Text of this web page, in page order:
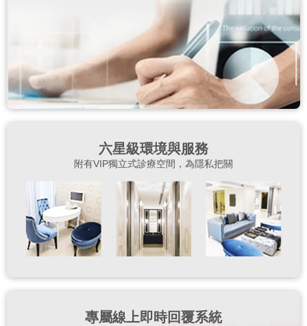
六星級環境與服務
附有VIP獨立式診療空間，為隱私把關
專屬線上即時回覆系統